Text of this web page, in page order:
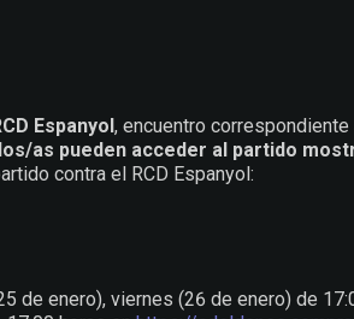
Espanyol, encuentro
as pueden acceder al partido
contra el RCD Espanyol:
de enero), viernes (26 de enero) de